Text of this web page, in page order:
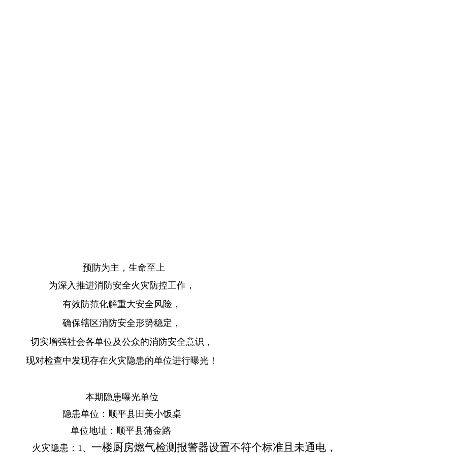
预防为主，生命至上
为深入推进消防安全火灾防控工作，
有效防范化解重大安全风险，
确保辖区消防安全形势稳定，
切实增强社会各单位及公众的消防安全意识，
现对检查中发现存在火灾隐患的单位进行曝光！
本期隐患曝光单位
隐患单位：顺平县田美小饭桌
单位地址：顺平县蒲金路
：1、 一楼厨房燃气检测报警器设置不符个标准且未通电，